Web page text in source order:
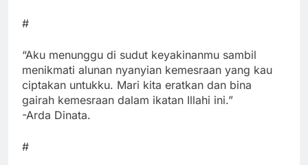
#
“Aku menunggu di sudut keyakinanmu sambil
menikmati alunan nyanyian kemesraan yang kau
ciptakan untukku. Mari kita eratkan dan bina
gairah kemesraan dalam ikatan Illahi ini.”
-Arda Dinata.
#